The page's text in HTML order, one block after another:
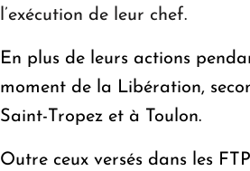
l’exécution de leur chef.
En plus de leurs actions
moment de la Libération,
Saint-Tropez et à Toulon.
Outre ceux versés dans les